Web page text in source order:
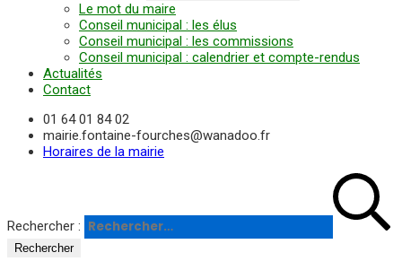
Le mot du maire
Conseil municipal : les élus
Conseil municipal : les commissions
Conseil municipal : calendrier et compte-rendus
Actualités
Contact
01 64 01 84 02
mairie.fontaine-fourches@wanadoo.fr
Horaires de la mairie
Rechercher :